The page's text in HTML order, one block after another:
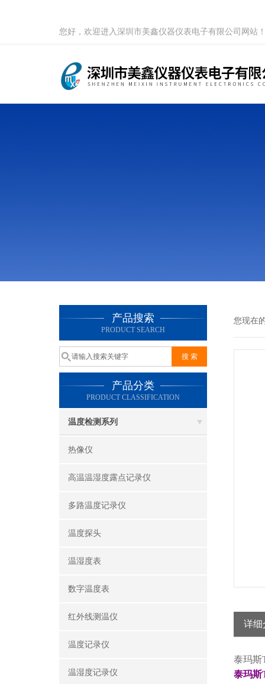
您好，欢迎进入深圳市美鑫仪器仪表电子有限公司网站
产品搜索
PRODUCT SEARCH
产品分类
PRODUCT CLASSIFICATION
温度检测系列
热像仪
高温温湿度露点记录仪
多路温度记录仪
温度探头
温湿度表
数字温度表
红外线测温仪
温度记录仪
温湿度记录仪
您现在
详细
泰玛斯
泰玛斯